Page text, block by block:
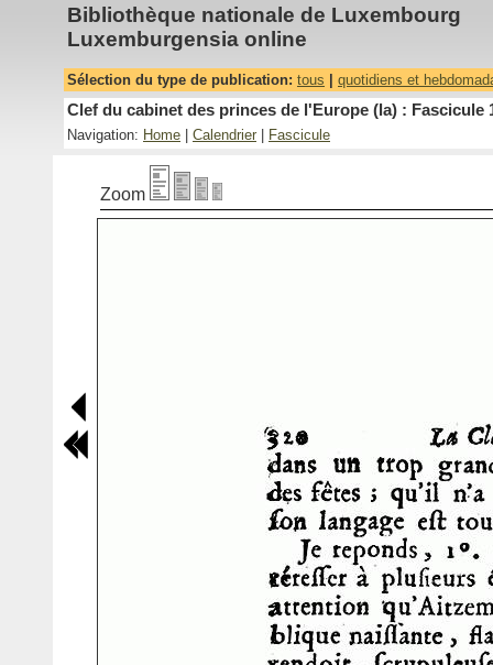
Bibliothèque nationale de Luxembourg
Luxemburgensia online
Sélection du type de publication: tous quotidiens et
Clef du cabinet des princes de l'Europe (la) : Fascicule
Navigation: Home Calendrier Fascicule
Zoom